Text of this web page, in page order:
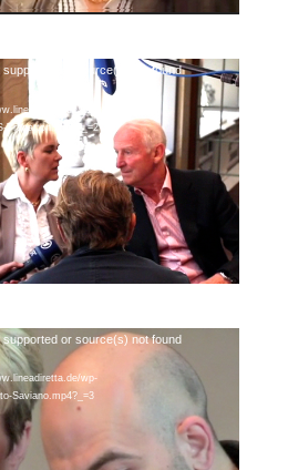
or source(s) not found
wp-
Trapattoni.mp4?_=2
or source(s) not found
wp-
Saviano.mp4?_=3